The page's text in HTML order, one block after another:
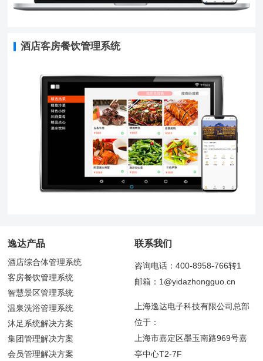
酒店客房餐饮管理系统
逸达产品
酒店综合体管理系统
客房餐饮管理系统
智慧景区管理系统
温泉洗浴管理系统
沐足系统解决方案
集团管理解决方案
会员管理解决方案
联系我们
咨询电话：400-8958-766转1
邮箱：1@yidazhongguo.cn
上海逸达电子科技有限公司总部
位于：
上海市嘉定区墨玉南路969号嘉
亭中心T2-7F